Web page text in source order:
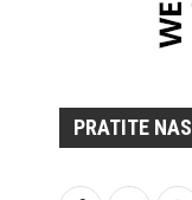
PRATITE NAS